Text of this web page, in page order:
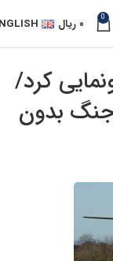
0 ۰ ریال
کرد/
جنگ بدون